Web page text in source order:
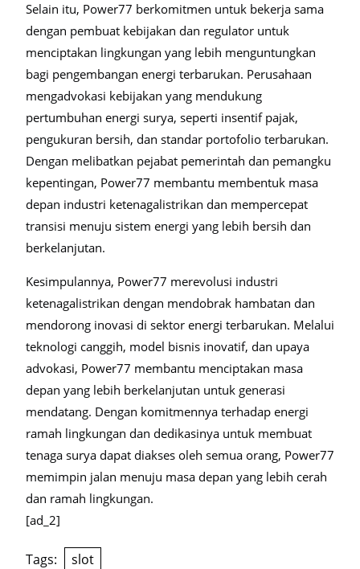
Selain itu, Power77 berkomitmen untuk bekerja sama
dengan pembuat kebijakan dan regulator untuk
menciptakan lingkungan yang lebih menguntungkan
bagi pengembangan energi terbarukan. Perusahaan
mengadvokasi kebijakan yang mendukung
pertumbuhan energi surya, seperti insentif pajak,
pengukuran bersih, dan standar portofolio terbarukan.
Dengan melibatkan pejabat pemerintah dan pemangku
kepentingan, Power77 membantu membentuk masa
depan industri ketenagalistrikan dan mempercepat
transisi menuju sistem energi yang lebih bersih dan
berkelanjutan.
Kesimpulannya, Power77 merevolusi industri
ketenagalistrikan dengan mendobrak hambatan dan
mendorong inovasi di sektor energi terbarukan. Melalui
teknologi canggih, model bisnis inovatif, dan upaya
advokasi, Power77 membantu menciptakan masa
depan yang lebih berkelanjutan untuk generasi
mendatang. Dengan komitmennya terhadap energi
ramah lingkungan dan dedikasinya untuk membuat
tenaga surya dapat diakses oleh semua orang, Power77
memimpin jalan menuju masa depan yang lebih cerah
dan ramah lingkungan.
[ad_2]
Tags: slot